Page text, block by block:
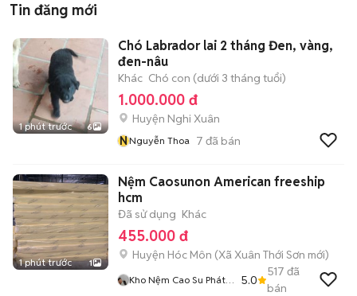
Tin đăng mới
1 phút trước 6
Chó Labrador lai 2 tháng Đen, vàng,
đen-nâu
Khác Chó con (dưới 3 tháng tuổi)
1.000.000 đ
Huyện Nghi Xuân
NNguyễn Thoa 7 đã bán
1 phút trước 1
Nệm Caosunon American freeship
hcm
Đã sử dụng Khác
455.000 đ
Huyện Hóc Môn (Xã Xuân Thới Sơn mới)
Kho Nệm Cao Su Phát
5.0
517 đã
bán